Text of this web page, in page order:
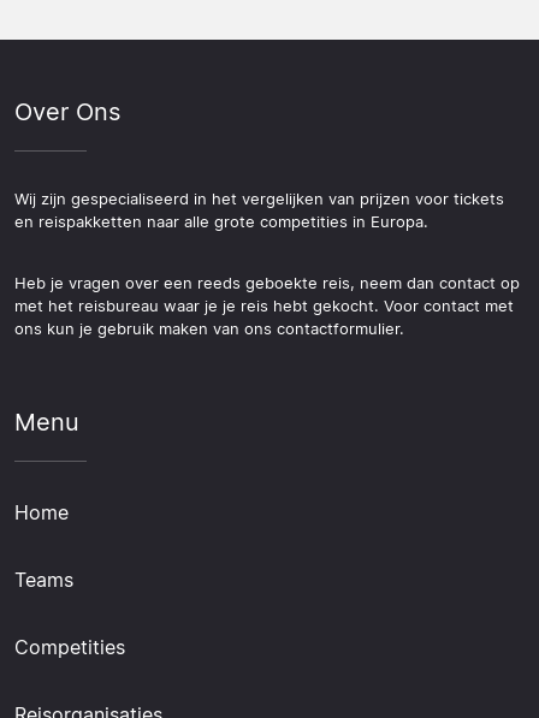
Over Ons
Wij zijn gespecialiseerd in het vergelijken van prijzen voor tickets
en reispakketten naar alle grote competities in Europa.
Heb je vragen over een reeds geboekte reis, neem dan contact op
met het reisbureau waar je je reis hebt gekocht. Voor contact met
ons kun je gebruik maken van ons contactformulier.
Menu
Home
Teams
Competities